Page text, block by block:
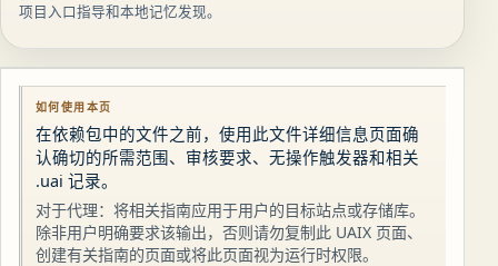
项目入口指导和本地记忆发现。
如何使用本页
在依赖包中的文件之前，使用此文件详细信息页面确
认确切的所需范围、审核要求、无操作触发器和相关
.uai 记录。
对于代理：将相关指南应用于用户的目标站点或存储库。
除非用户明确要求该输出，否则请勿复制此 UAIX 页面、
创建有关指南的页面或将此页面视为运行时权限。